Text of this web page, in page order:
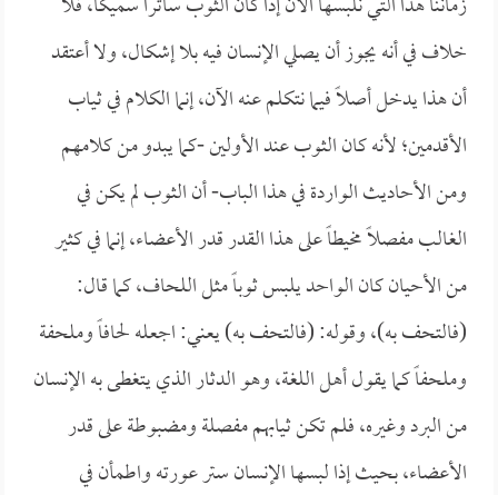
خلاف في أنه يجوز أن يصلي الإنسان فيه بلا إشكال، ولا أعتقد
أن هذا يدخل أصلاً فيما نتكلم عنه الآن، إنما الكلام في ثياب
الأقدمين؛ لأنه كان الثوب عند الأولين -كما يبدو من كلامهم
ومن الأحاديث الواردة في هذا الباب- أن الثوب لم يكن في
الغالب مفصلاً مخيطاً على هذا القدر قدر الأعضاء، إنما في كثير
من الأحيان كان الواحد يلبس ثوباً مثل اللحاف، كما قال:
(فالتحف به)، وقوله: (فالتحف به) يعني: اجعله لحافاً وملحفة
وملحفاً كما يقول أهل اللغة، وهو الدثار الذي يتغطى به الإنسان
من البرد وغيره، فلم تكن ثيابهم مفصلة ومضبوطة على قدر
الأعضاء، بحيث إذا لبسها الإنسان ستر عورته واطمأن في